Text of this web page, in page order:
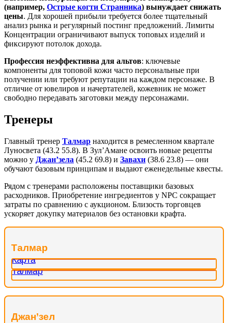
(например, Острые когти Странника) вынуждает снижать
цены. Для хорошей прибыли требуется более тщательный
анализ рынка и регулярный постинг предложений. Лимиты
Концентрации ограничивают выпуск топовых изделий и
фиксируют потолок дохода.
Профессия неэффективна для альтов: ключевые
компоненты для топовой кожи часто персональные при
получении или требуют репутации на каждом персонаже. В
отличие от ювелиров и начертателей, кожевник не может
свободно передавать заготовки между персонажами.
Тренеры
Главный тренер Талмар находится в ремесленном квартале
Луносвета (43.2 55.8). В Зул’Амане освоить новые рецепты
можно у Джан’зела (45.2 69.8) и Завахи (38.6 23.8) — они
обучают базовым принципам и выдают еженедельные квесты.
Рядом с тренерами расположены поставщики базовых
расходников. Приобретение ингредиентов у NPC сокращает
затраты по сравнению с аукционом. Близость торговцев
ускоряет докупку материалов без остановки крафта.
Талмар
Джан’зел